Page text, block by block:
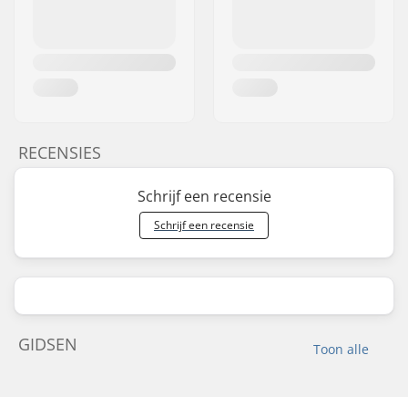
RECENSIES
Schrijf een recensie
Schrijf een recensie
Toon alle
GIDSEN